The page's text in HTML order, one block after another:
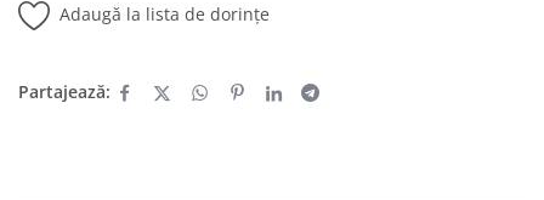
Adaugă la lista de dorințe
Partajează: